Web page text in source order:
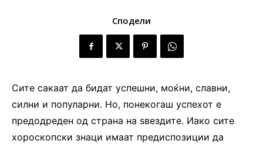
Сподели
Сите сакаат да бидат успешни, моќни, славни,
силни и популарни. Но, понекогаш успехот е
предодреден од страна на ѕвездите. Иако сите
хороскопски знаци имаат предиспозиции да